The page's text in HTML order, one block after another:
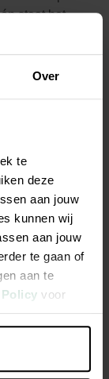
Over
te
deze
aan jouw
kunnen wij
aan jouw
te gaan of
aan te
voor
staat het
zie je de
warmte laten